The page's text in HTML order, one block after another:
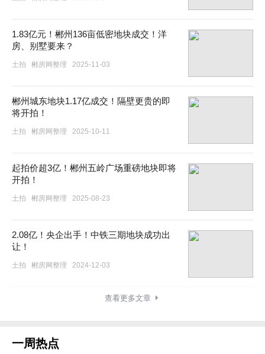
1.83亿元！郴州136亩低密地块成交！洋
房、别墅要来？
土拍 郴房网整理 2025-11-03
郴州城东地块1.17亿成交！隔壁更贵的即
将开拍！
土拍 郴房网整理 2025-10-11
起拍价超3亿！郴州五岭广场重磅地块即将
开拍！
土拍 郴房网整理 2025-08-23
2.08亿！央企出手！中铁三期地块成功出
让！
土拍 郴房网整理 2024-12-03
查看更多文章
一周热点